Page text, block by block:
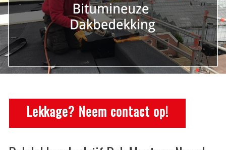
Lekkage? Neem contact op!